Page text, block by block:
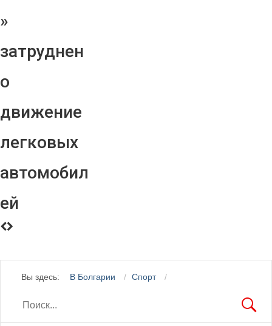
»
затруднен
о
движение
легковых
автомобил
ей
Вы здесь: В Болгарии Спорт